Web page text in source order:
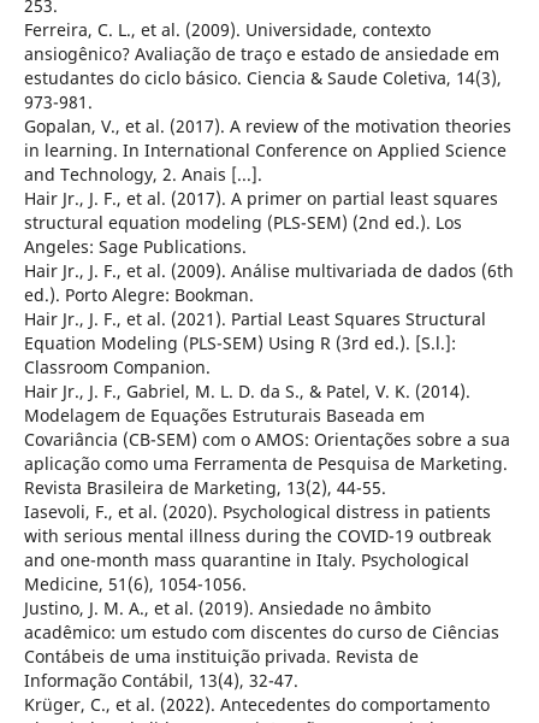
253.
Ferreira, C. L., et al. (2009). Universidade, contexto
ansiogênico? Avaliação de traço e estado de ansiedade em
estudantes do ciclo básico. Ciencia & Saude Coletiva, 14(3),
973-981.
Gopalan, V., et al. (2017). A review of the motivation theories
in learning. In International Conference on Applied Science
and Technology, 2. Anais [...].
Hair Jr., J. F., et al. (2017). A primer on partial least squares
structural equation modeling (PLS-SEM) (2nd ed.). Los
Angeles: Sage Publications.
Hair Jr., J. F., et al. (2009). Análise multivariada de dados (6th
ed.). Porto Alegre: Bookman.
Hair Jr., J. F., et al. (2021). Partial Least Squares Structural
Equation Modeling (PLS-SEM) Using R (3rd ed.). [S.l.]:
Classroom Companion.
Hair Jr., J. F., Gabriel, M. L. D. da S., & Patel, V. K. (2014).
Modelagem de Equações Estruturais Baseada em
Covariância (CB-SEM) com o AMOS: Orientações sobre a sua
aplicação como uma Ferramenta de Pesquisa de Marketing.
Revista Brasileira de Marketing, 13(2), 44-55.
Iasevoli, F., et al. (2020). Psychological distress in patients
with serious mental illness during the COVID-19 outbreak
and one-month mass quarantine in Italy. Psychological
Medicine, 51(6), 1054-1056.
Justino, J. M. A., et al. (2019). Ansiedade no âmbito
acadêmico: um estudo com discentes do curso de Ciências
Contábeis de uma instituição privada. Revista de
Informação Contábil, 13(4), 32-47.
Krüger, C., et al. (2022). Antecedentes do comportamento